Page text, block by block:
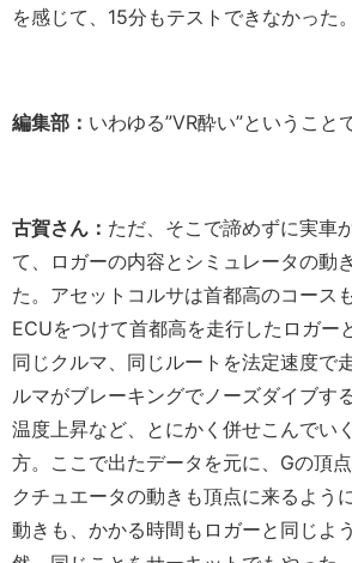
を感じて、15分もテストできなかった。
編集部： いわゆる”VR酔い”ということ
古賀さん： ただ、そこで諦めずに実車
て、ロガーの内容とシミュレータの動
た。アセットコルサは首都高のコース
ECUをつけて首都高を走行したロガー
同じクルマ、同じルートを法定速度で
ルマがブレーキングでノーズダイブす
温度上昇など、とにかく併せこんでい
方。ここで出たデータを元に、Gの頂
クチュエータの動きも頂点に来るよう
動きも、かかる時間もロガーと同じよ